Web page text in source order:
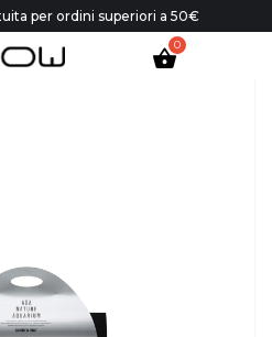
per ordini superiori a 50€